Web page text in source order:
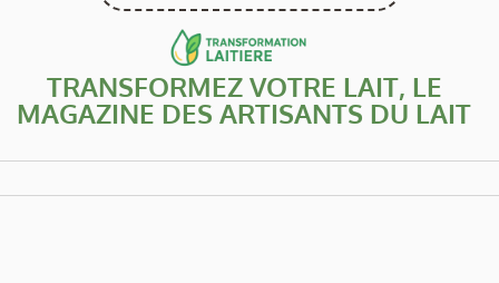
TRANSFORMEZ VOTRE LAIT, LE
MAGAZINE DES ARTISANTS DU LAIT